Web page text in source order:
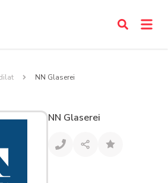
NN Glaserei
NN Glaserei